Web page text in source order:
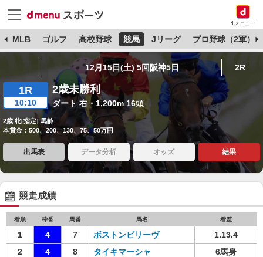
dメニュー
MLB ゴルフ 高校野球 競馬 Jリーグ プロ野球（2軍）
12月15日(土) 5回阪神5日 2R
1R
10:10
2歳未勝利
ダート 右・1,200m 16頭
2歳 牝[指定] 馬齢
本賞金：500、200、130、75、50万円
出馬表 データ分析 オッズ 結果
競走成績
着順 枠番 馬番 馬名 着差
1 4 7 ボストンビリーヴ
1.13.4
2
4 8 タイキマーシャ
6馬身